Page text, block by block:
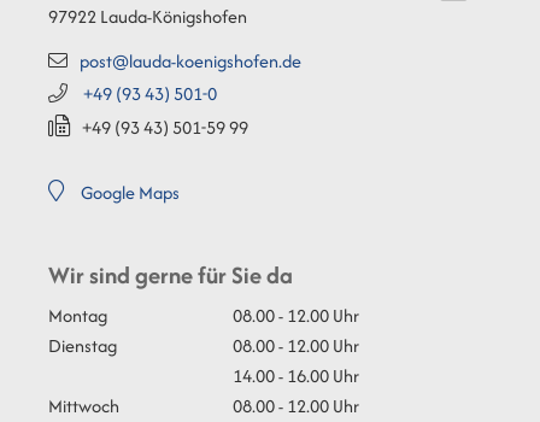
97922Lauda-Königshofen
post@lauda-koenigshofen.de
+49 (9343) 501-0
+49 (9343) 501-5999
Google Maps
Wir sind gerne für Sie da
Montag
08.00 - 12.00 Uhr
Dienstag
08.00 - 12.00 Uhr
14.00 - 16.00 Uhr
Mittwoch
08.00 - 12.00 Uhr